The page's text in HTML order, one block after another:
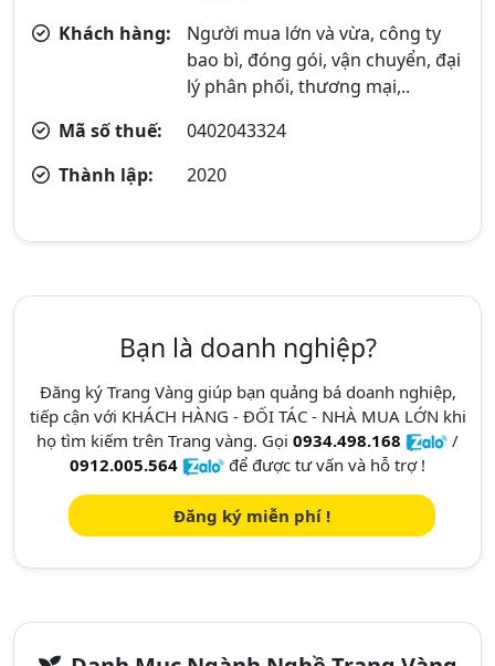
Khách hàng:
Người mua lớn và vừa, công ty
bao bì, đóng gói, vận chuyển, đại
lý phân phối, thương mại,..
Mã số thuế:
0402043324
Thành lập:
2020
Bạn là doanh nghiệp?
Đăng ký Trang Vàng giúp bạn quảng bá doanh nghiệp,
tiếp cận với KHÁCH HÀNG - ĐỐI TÁC - NHÀ MUA LỚN khi
họ tìm kiếm trên Trang vàng. Gọi 0934.498.168
/
0912.005.564
để được tư vấn và hỗ trợ !
Đăng ký miễn phí !